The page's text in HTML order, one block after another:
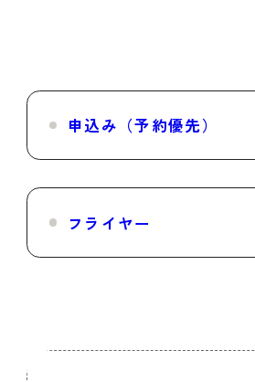
申込み（予約優先）
フライヤー